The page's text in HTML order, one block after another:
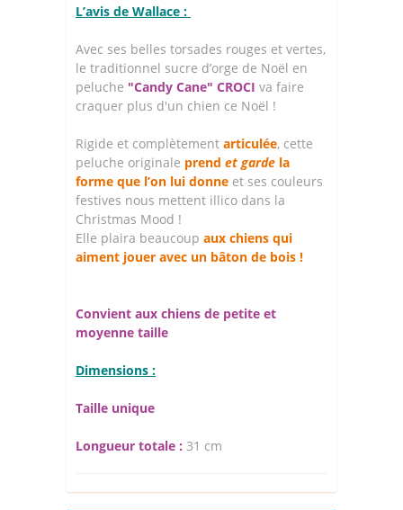
L’avis de Wallace :
Avec ses belles torsades rouges et vertes,
le traditionnel sucre d’orge de Noël en
peluche "Candy Cane" CROCI va faire
craquer plus d'un chien ce Noël !
Rigide et complètement articulée, cette
peluche originale prend et garde la
forme que l’on lui donne et ses couleurs
festives nous mettent illico dans la
Christmas Mood !
Elle plaira beaucoup aux chiens qui
aiment jouer avec un bâton de bois !
Convient aux chiens de petite et
moyenne taille
Dimensions :
Taille unique
Longueur totale : 31 cm